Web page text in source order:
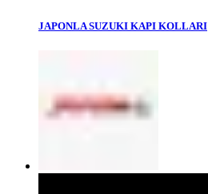
JAPONLA SUZUKI KAPI KOLLARI